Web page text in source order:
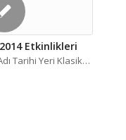
Etkinlikleri
Tarihi Yeri Klasik…